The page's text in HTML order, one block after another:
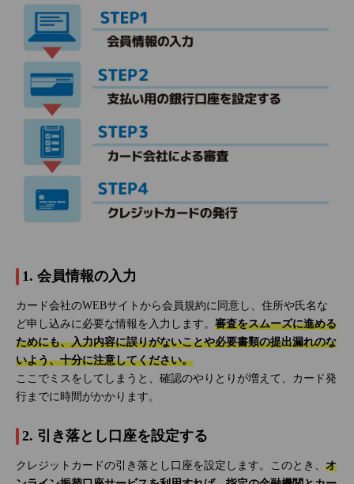
1. 会員情報の入力
カード会社のWEBサイトから会員規約に同意し、住所や氏名な
ど申し込みに必要な情報を入力します。 審査をスムーズに進める
ためにも、入力内容に誤りがないことや必要書類の提出漏れのな
いよう、十分に注意してください。
ここでミスをしてしまうと、確認のやりとりが増えて、カード発
行までに時間がかかります。
2. 引き落とし口座を設定する
クレジットカードの引き落とし口座を設定します。このとき、 オ